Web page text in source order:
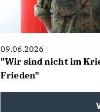
09.06.2026 |
"Wir sind nicht im
Frieden"